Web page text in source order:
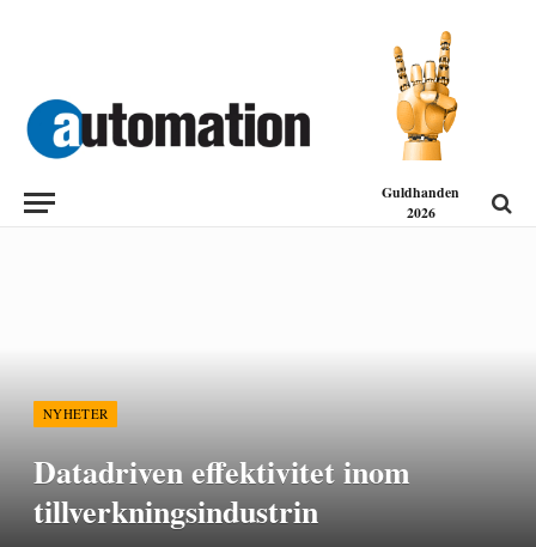
Guldhanden
2026
NYHETER
Datadriven effektivitet inom
tillverkningsindustrin